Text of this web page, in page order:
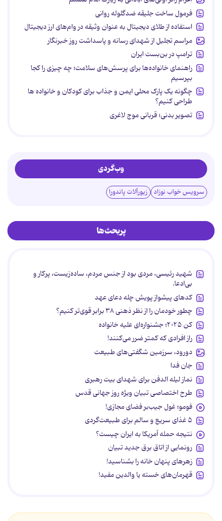
فرمول ساخت جلیقه ضدگلوله روانی
استفاده از طلای دیجیتال به عنوان وثیقه در وام‌های ارز دیجیتال
مراسم تجلیل از شهدای رسانه و پاسداشت روز خبرنگار
ترامپ در بن‌بست ایران
راهنمای خانواده‌ها برای پرسش‌های سلامت؛ چه چیزی را کجا
بپرسیم
چگونه یک پارک محلی ایمن و جذاب برای کودکان و خانواده ها
طراحی کنیم؟
تصویر بدنی؛ قربانی موج لاغری
وب‌گردی
سرویس خواب نوزاد زیورآلات پاندورا
پربحث‌ها
شهید رئیسی، مردی بود از جنس مردم، ساده‌زیست، پرکار و
بی‌ادعا.
کدهای پیشواز پویش چله دعای عهد
چطور خودمان را از نظر ذهنی ۳۸ برابر قوی‌تر کنیم؟
کن ۲۰۲۵؛ جشنواره‌ای علیه خانواده
راز افرادی که کمتر ضرر می‌کنند!
دورود، سرزمین شگفتی‌های طبیعت
جان فدا
نماز لیله الدفن برای شهدای بیت رهبری
طرح اختصاصی تبیان ویژه روز جهانی قدس
فومو؛ غول جیب‌بر فضای مجازی!
۵ غذای سریع و سالم برای طبیعت‌گردی
نتیجه حمله آمریکا به ایران چیست؟
رونمایی از اتاق برق جدید تبیان
زهرهای پنهان خانه را بشناسید!
قهرمان‌های خسته یا والدین مفید!